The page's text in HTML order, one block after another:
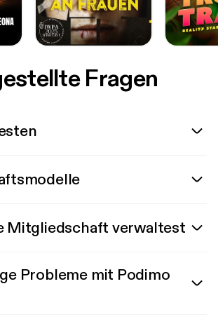
Fragen
Mitgliedschaft verwaltest
Probleme mit Podimo